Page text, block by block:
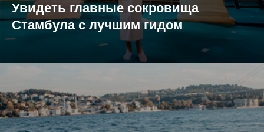
Увидеть главные сокровища
Стамбула с лучшим гидом